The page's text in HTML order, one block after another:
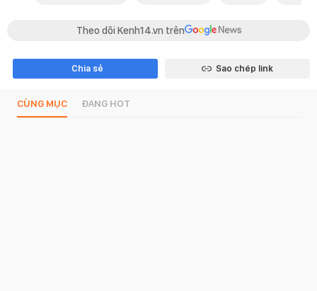
Theo dõi Kenh14.vn trên
Chia sẻ Sao chép link
CÙNG MỤC ĐANG HOT